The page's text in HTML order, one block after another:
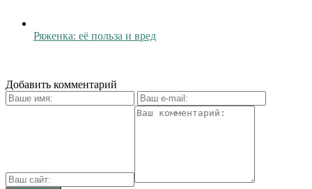
Ряженка: её польза и вред
Добавить комментарий